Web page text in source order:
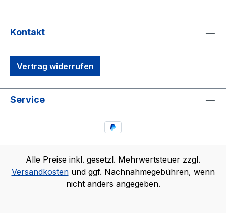
Kontakt
Vertrag widerrufen
Service
Alle Preise inkl. gesetzl. Mehrwertsteuer zzgl.
Versandkostenund ggf. Nachnahmegebühren, wenn
nicht anders angegeben.